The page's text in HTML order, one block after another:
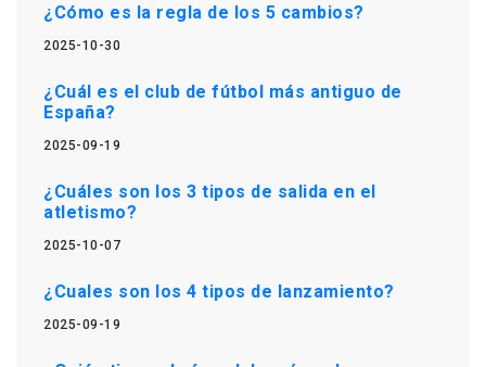
¿Cómo es la regla de los 5 cambios?
2025-10-30
¿Cuál es el club de fútbol más antiguo de
España?
2025-09-19
¿Cuáles son los 3 tipos de salida en el
atletismo?
2025-10-07
¿Cuales son los 4 tipos de lanzamiento?
2025-09-19